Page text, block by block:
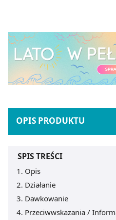
OPIS PRODUKTU
SPIS TREŚCI
Opis
Działanie
Dawkowanie
Przeciwwskazania /